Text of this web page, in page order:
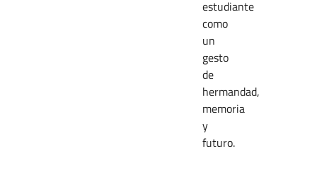
estudiante
como
un
gesto
de
hermandad,
memoria
y
futuro.